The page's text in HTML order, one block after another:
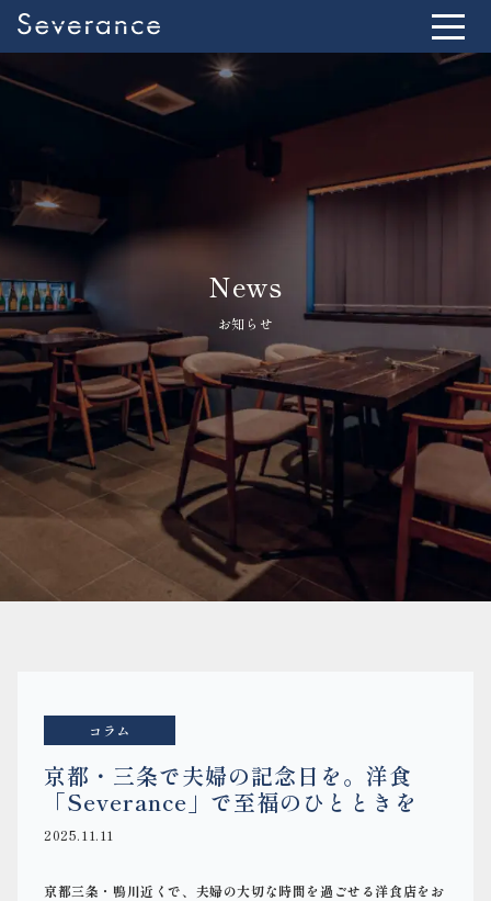
News
お知らせ
コラム
京都・三条で夫婦の記念日を。洋食
「Severance」で至福のひとときを
2025.11.11
京都三条・鴨川近くで、夫婦の大切な時間を過ごせる洋食店をお